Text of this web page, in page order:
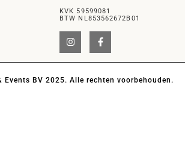
KVK 59599081
BTW NL853562672B01
Events BV 2025. Alle rechten voorbehouden.